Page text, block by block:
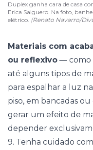
Duplex ganha cara de casa
Erica Salguero. Na foto,
elétrico. (Renato Navarro/
Materiais com
ou reflexivo — como
até alguns tipos de
para espalhar a luz
piso, em bancadas
gerar um efeito de
depender
9. Tenha cuidado